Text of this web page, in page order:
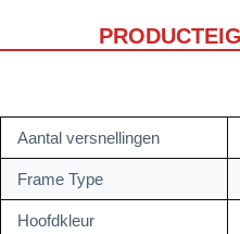
Aantal versnellingen
Frame Type
Hoofdkleur